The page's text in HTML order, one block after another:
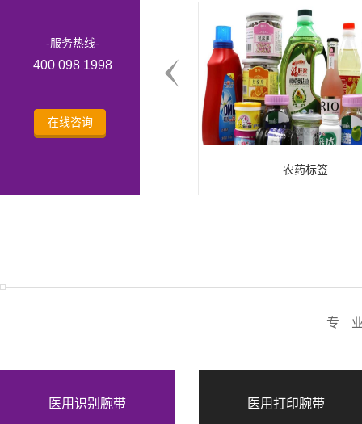
-服务热线-
400 098 1998
在线咨询
食品标签
专
医用识别腕带 医用打印腕带